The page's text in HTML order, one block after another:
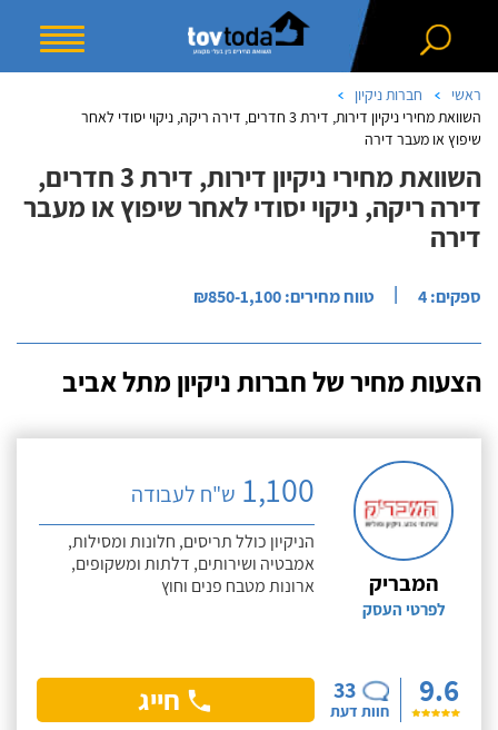
ראשי
חברות ניקיון
השוואת מחירי ניקיון דירות, דירת 3 חדרים, דירה ריקה, ניקוי יסודי לאחר
שיפוץ או מעבר דירה
השוואת מחירי ניקיון דירות, דירת 3 חדרים,
דירה ריקה, ניקוי יסודי לאחר שיפוץ או מעבר
דירה
ספקים: 4 | טווח מחירים: ₪850-1,100
הצעות מחיר של חברות ניקיון מתל אביב
המבריק
לפרטי העסק
9.6
33
חוות דעת
1,100 ש"ח לעבודה
הניקיון כולל תריסים, חלונות ומסילות,
אמבטיה ושירותים, דלתות ומשקופים,
ארונות מטבח פנים וחוץ
חייג